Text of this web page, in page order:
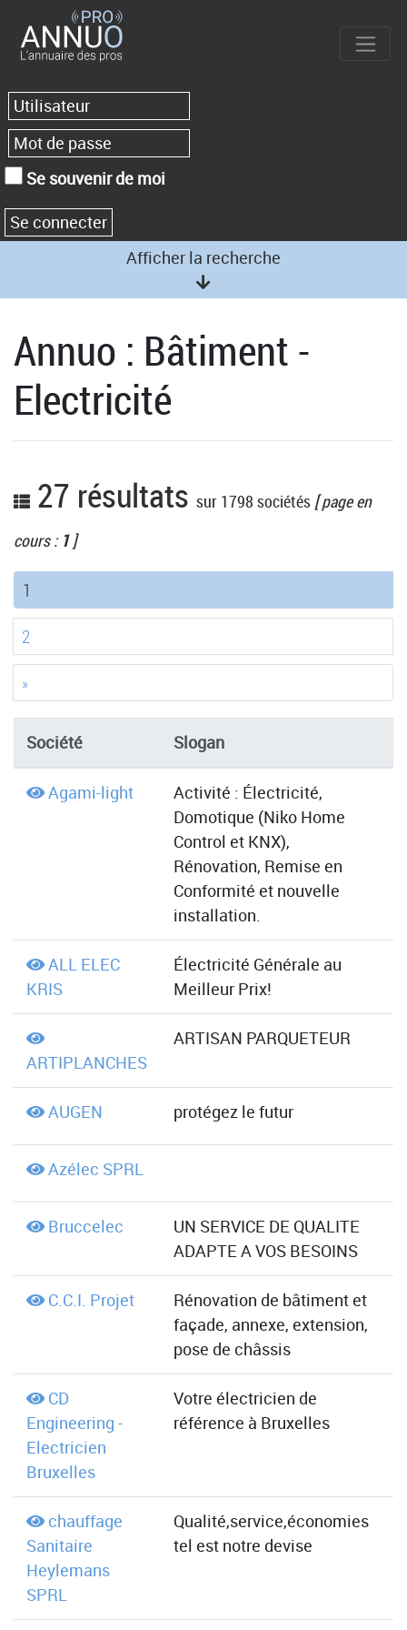
Se souvenir de moi
Afficher la recherche
Annuo : Bâtiment -
Electricité
27 résultats sur 1798 sociétés [ page en
cours : 1]
1
2
»
Société Slogan
Agami-light
Activité : Électricité,
Domotique (Niko Home
Control et KNX),
Rénovation, Remise en
Conformité et nouvelle
installation.
ALL ELEC
KRIS
Électricité Générale au
Meilleur Prix!
ARTIPLANCHES
ARTISAN PARQUETEUR
AUGEN protégez le futur
Azélec SPRL
Bruccelec
UN SERVICE DE QUALITE
ADAPTE A VOS BESOINS
C.C.I. Projet
Rénovation de bâtiment et
façade, annexe, extension,
pose de châssis
CD
Engineering -
Electricien
Bruxelles
Votre électricien de
référence à Bruxelles
chauffage
Sanitaire
Heylemans
SPRL
Qualité,service,économies
tel est notre devise